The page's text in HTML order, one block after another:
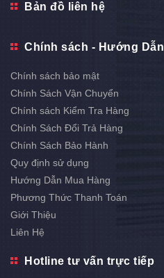
Bản đồ liên hệ
Chính sách - Hướng Dẫn
Chính sách bảo mật
Chính Sách Vận Chuyển
Chính sách Kiểm Tra Hàng
Chính Sách Đổi Trả Hàng
Chính Sách Bảo Hành
Quy định sử dụng
Hướng Dẫn Mua Hàng
Phương Thức Thanh Toán
Giới Thiệu
Liên Hệ
Hotline tư vấn trực tiếp